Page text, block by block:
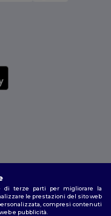
Genova|Bologna |Firenze
di terze parti per migliorare la
le prestazioni del sito web
compresi contenuti
e pubblicità.